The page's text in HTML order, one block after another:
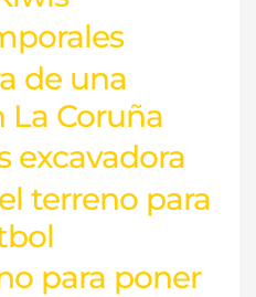
de una
La Coruña
excavadora
terreno para
para poner